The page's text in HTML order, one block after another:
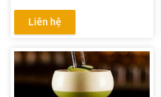
Liên hệ